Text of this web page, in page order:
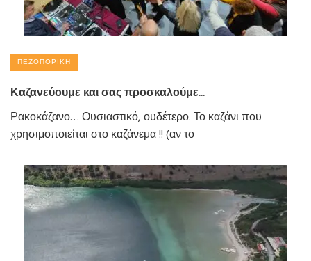
ΠΕΖΟΠΟΡΙΚΉ
Καζανεύουμε και σας προσκαλούμε…
Ρακοκάζανο… Ουσιαστικό, ουδέτερο. Το καζάνι που
χρησιμοποιείται στο καζάνεμα !! (αν το